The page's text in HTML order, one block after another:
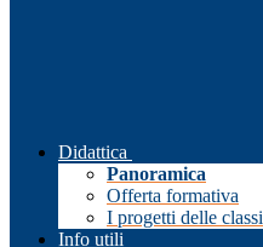
Didattica
Panoramica
Offerta formativa
I progetti delle classi
Info utili